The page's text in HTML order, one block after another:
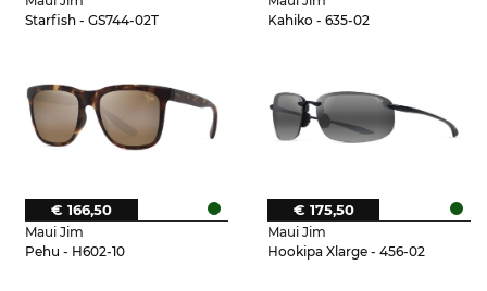
Starfish - GS744-02T
Kahiko - 635-02
Maui Jim
Pehu - H602-10
€ 166,50
Maui Jim
Hookipa Xlarge - 456-02
€ 175,50